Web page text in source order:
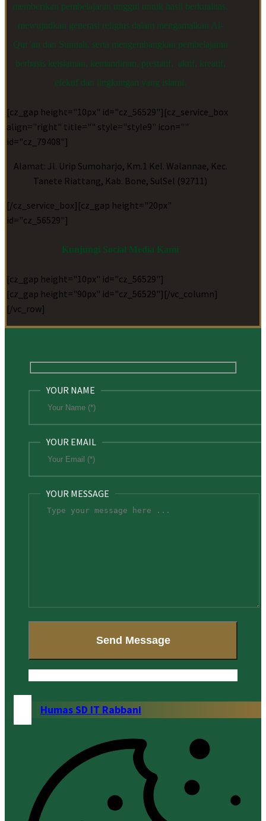
memberikan pembelajaran unggul untuk hasil berkualitas,
mewujudkan generasi religius dalam mengamalkan Al-
Qur’an dan Sunnah, serta mengembangkan pembelajaran
berbasis keislaman, kemandirian, prestatif, aktif, kreatif,
efektif dan lingkungan yang islami.
[cz_gap height="10px" id="cz_56529"][cz_service_box
align="right" title="" style="style9" icon=""
id="cz_79408"]
Alamat: Jl. Urip Sumoharjo, Km.1 Kel. Walannae, Kec.
Tanete Riattang, Kab. Bone, SulSel (92711)
[/cz_service_box][cz_gap height="20px"
id="cz_56529"]
Kunjungi Social Media Kami
[cz_gap height="10px" id="cz_56529"]
[cz_gap height="90px" id="cz_56529"][/vc_column]
[/vc_row]
YOUR NAME
YOUR EMAIL
YOUR MESSAGE
Humas SD IT Rabbani